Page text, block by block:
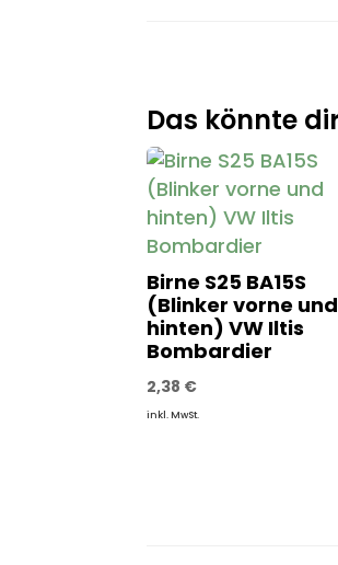
Das könnte
Birne S25 BA15S
(Blinker vorne und
hinten) VW Iltis
Bombardier
2,38 €
inkl. MwSt.